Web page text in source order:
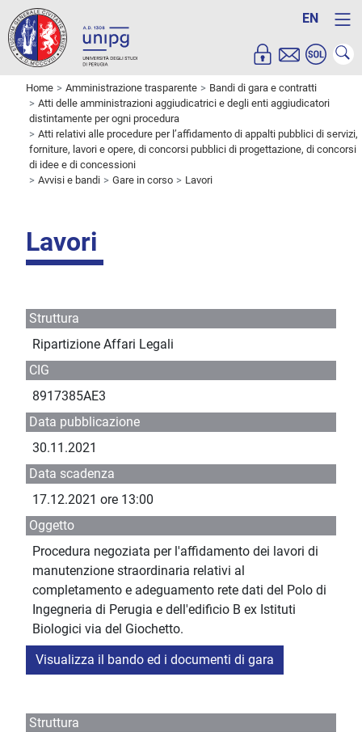
EN
Home Amministrazione trasparente
Bandi di gara e contratti
Atti delle amministrazioni aggiudicatrici e degli enti aggiudicatori
distintamente per ogni procedura
Atti relativi alle procedure per l’affidamento di appalti pubblici di servizi,
forniture, lavori e opere, di concorsi pubblici di progettazione, di concorsi
di idee e di concessioni
Avvisi e bandi
Gare in corso Lavori
Lavori
Struttura
Ripartizione Affari Legali
CIG
8917385AE3
Data pubblicazione
30.11.2021
Data scadenza
17.12.2021 ore 13:00
Oggetto
Procedura negoziata per l'affidamento dei lavori di
manutenzione straordinaria relativi al
completamento e adeguamento rete dati del Polo di
Ingegneria di Perugia e dell'edificio B ex Istituti
Biologici via del Giochetto.
Visualizza il bando ed i documenti di gara
Struttura